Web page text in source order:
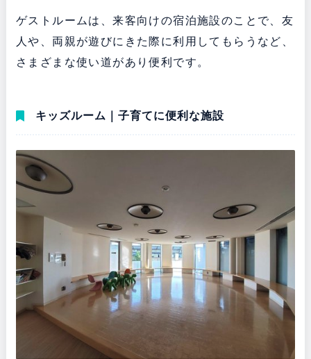
ゲストルームは、来客向けの宿泊施設のことで、友
人や、両親が遊びにきた際に利用してもらうなど、
さまざまな使い道があり便利です。
キッズルーム｜子育てに便利な施設